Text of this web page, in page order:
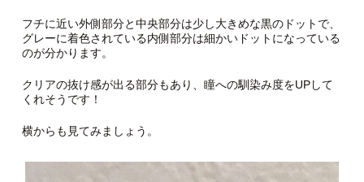
フチに近い外側部分と中央部分は少し大きめな黒のドットで、
グレーに着色されている内側部分は細かいドットになっている
のが分かります。
クリアの抜け感が出る部分もあり、瞳への馴染み度をUPして
くれそうです！
横からも見てみましょう。